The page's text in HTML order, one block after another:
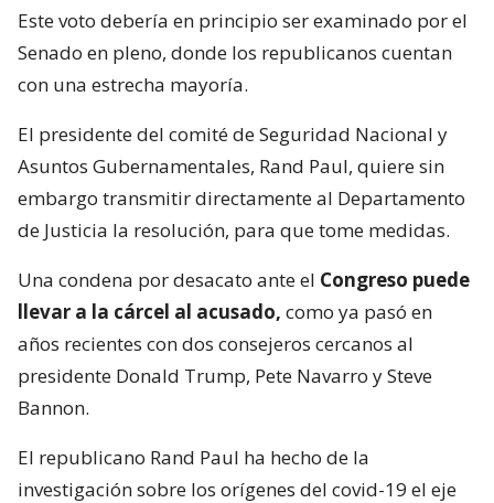
Este voto debería en principio ser examinado por el
Senado en pleno, donde los republicanos cuentan
con una estrecha mayoría.
El presidente del comité de Seguridad Nacional y
Asuntos Gubernamentales, Rand Paul, quiere sin
embargo transmitir directamente al Departamento
de Justicia la resolución, para que tome medidas.
Una condena por desacato ante el Congreso puede
llevar a la cárcel al acusado, como ya pasó en
años recientes con dos consejeros cercanos al
presidente Donald Trump, Pete Navarro y Steve
Bannon.
El republicano Rand Paul ha hecho de la
investigación sobre los orígenes del covid-19 el eje